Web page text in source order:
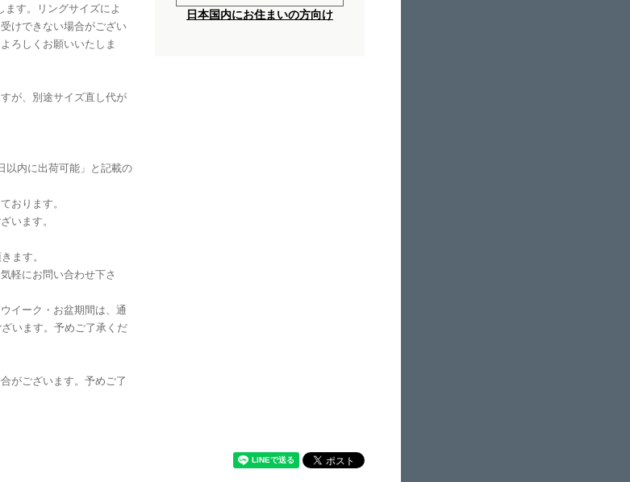
す。リングサイズによ
けできない場合がござい
ろしくお願いいたしま
が、別途サイズ直し代が
以内に出荷可能」と記載の
おります。
います。
ます。
軽にお問い合わせ下さ
イーク・お盆期間は、通
います。予めご了承くだ
がございます。予めご了
日本国内にお住まいの方向け